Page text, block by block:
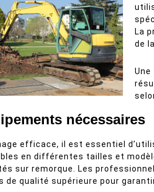
La
de
nécessaires
efficace, il est essentiel
en différentes tailles et
sur remorque. Les
de qualité supérieure pour